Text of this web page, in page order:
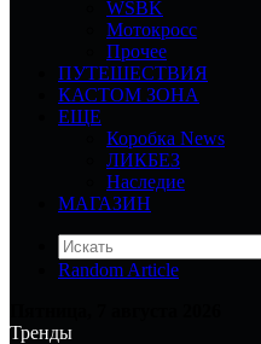
WSBK
Мотокросс
Прочее
ПУТЕШЕСТВИЯ
КАСТОМ ЗОНА
ЕЩЕ
Коробка News
ЛИКБЕЗ
Наследие
МАГАЗИН
Random Article
Тренды